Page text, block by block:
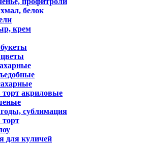
белок
крем
акриловые
сублимация
для куличей